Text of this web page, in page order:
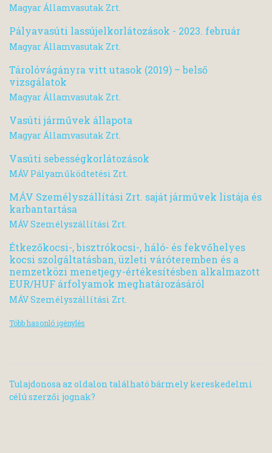
Magyar Államvasutak Zrt.
Pályavasúti lassújelkorlátozások - 2023. február
Magyar Államvasutak Zrt.
Tárolóvágányra vitt utasok (2019) – belső
vizsgálatok
Magyar Államvasutak Zrt.
Vasúti járművek állapota
Magyar Államvasutak Zrt.
Vasúti sebességkorlátozások
MÁV Pályaműködtetési Zrt.
MÁV Személyszállítási Zrt. saját járművek listája és
karbantartása
MÁV Személyszállítási Zrt.
Étkezőkocsi-, bisztrókocsi-, háló- és fekvőhelyes
kocsi szolgáltatásban, üzleti váróteremben és a
nemzetközi menetjegy-értékesítésben alkalmazott
EUR/HUF árfolyamok meghatározásáról
MÁV Személyszállítási Zrt.
Több hasonló igénylés
Tulajdonosa az oldalon található bármely kereskedelmi
célú szerzői jognak?